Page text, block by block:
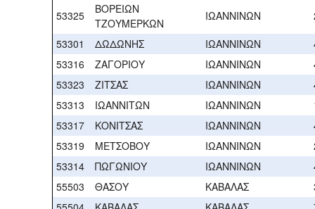
53325
ΒΟΡΕΙΩΝ
ΤΖΟΥΜΕΡΚΩΝ
ΙΩΑΝΝΙΝΩΝ
53301
ΔΩΔΩΝΗΣ ΙΩΑΝΝΙΝΩΝ
53316
ΖΑΓΟΡΙΟΥ ΙΩΑΝΝΙΝΩΝ
53323
ΖΙΤΣΑΣ ΙΩΑΝΝΙΝΩΝ
53313
ΙΩΑΝΝΙΤΩΝ ΙΩΑΝΝΙΝΩΝ
53317
ΚΟΝΙΤΣΑΣ ΙΩΑΝΝΙΝΩΝ
53319
ΜΕΤΣΟΒΟΥ ΙΩΑΝΝΙΝΩΝ
53314
ΠΩΓΩΝΙΟΥ ΙΩΑΝΝΙΝΩΝ
55503
ΘΑΣΟΥ ΚΑΒΑΛΑΣ